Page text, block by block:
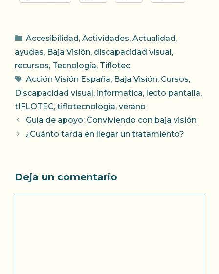
Categorías
Accesibilidad, Actividades, Actualidad,
ayudas, Baja Visión, discapacidad visual,
recursos, Tecnología, Tiflotec
Etiquetas
Acción Visión España, Baja Visión, Cursos,
Discapacidad visual, informatica, lecto pantalla,
tIFLOTEC, tiflotecnologia, verano
Guía de apoyo: Conviviendo con baja visión
¿Cuánto tarda en llegar un tratamiento?
Deja un comentario